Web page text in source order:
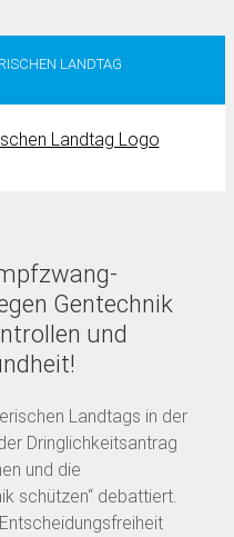
LANDTAG
Gentechnik
und
Landtags in der
Dringlichkeitsantrag
und die
schützen“ debattiert.